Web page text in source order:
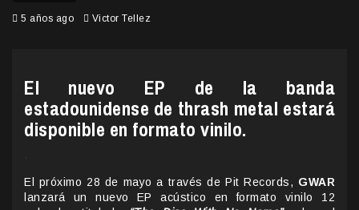
5 años ago Victor Tellez
El nuevo EP de la banda
estadounidense de thrash metal estará
disponible en formato vinilo.
El próximo 28 de mayo a través de Pit Records, GWAR
lanzará un nuevo EP acústico en formato vinilo 12